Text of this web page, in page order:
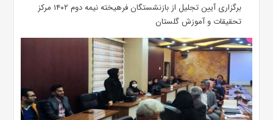
برگزاری آیین تجلیل از بازنشستگان فرهیخته نیمه دوم ۱۴۰۲ مرکز
تحقیقات و آموزش گلستان